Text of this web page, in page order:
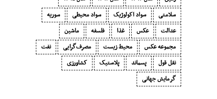
سلامتی
سواد اکولوژیک سواد محیطی
سوریه
عدالت
عکس غذا فلسفه
ماشین
مجموعه عکس
محیط زیست مصرف‌گرایی‬
نفت
نقل قول
پسماند پلاستیک
کشاورزی
گرمایش جهانی